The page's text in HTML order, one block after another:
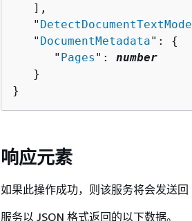
   ],
   "
   "
DocumentMetadata": {
      "
Pages ": number
   }
}
响应元素
如果此操作成功，则该服务将会发送回
服务以 JSON 格式返回的以下数据。